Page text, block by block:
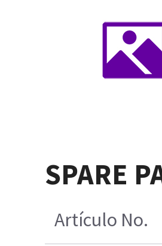
SPARE
Artículo No.